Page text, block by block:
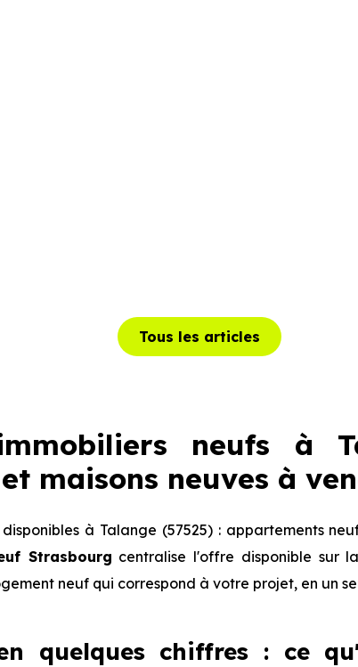
Tous les articles
neufs à
maisons neuves à
à Talange (57525) : appartements
Strasbourg centralise l'offre disponible sur
neuf qui correspond à votre projet, en un
quelques chiffres : ce